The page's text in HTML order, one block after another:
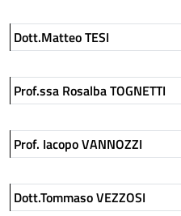
Dott.Matteo TESI
Prof.ssa Rosalba TOGNETTI
Prof. Iacopo VANNOZZI
Dott.Tommaso VEZZOSI